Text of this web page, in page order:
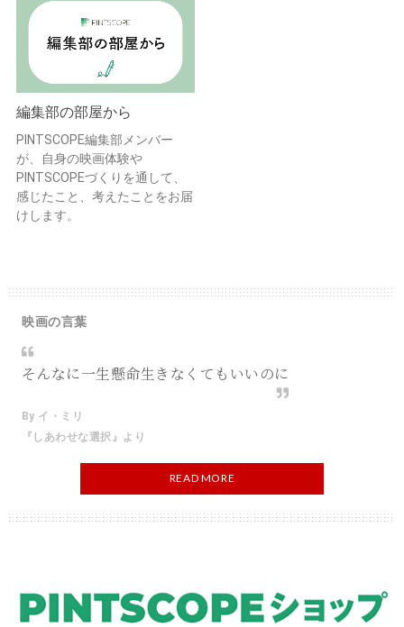
編集部の部屋から
PINTSCOPE編集部メンバー
が、自身の映画体験や
PINTSCOPEづくりを通して、
感じたこと、考えたことをお届
けします。
映画の言葉
そんなに一生懸命生きなくてもいいのに
By イ・ミリ
『しあわせな選択』より
READ MORE